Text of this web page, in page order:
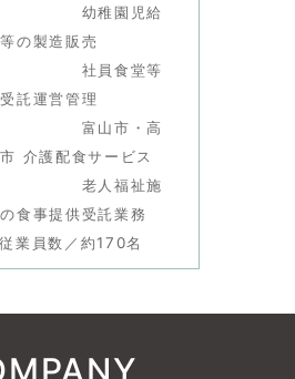
稚園児給
の製造販売
員食堂等
託運営管理
山市・高
介護配食サービス
人福祉施
食事提供受託業務
業員数／約170名